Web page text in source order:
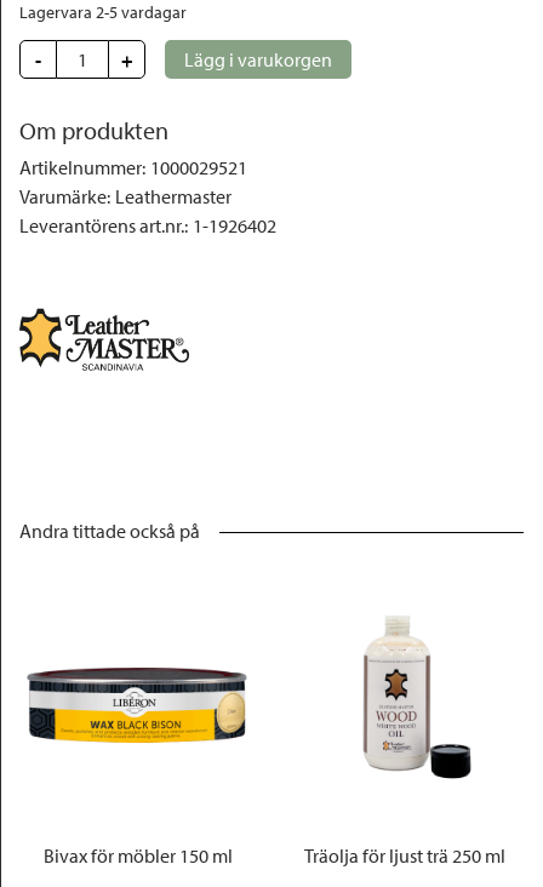
Lagervara 2-5 vardagar
- + Lägg i varukorgen
Om produkten
Artikelnummer: 1000029521
Varumärke: Leathermaster
Leverantörens art.nr.: 1-1926402
Andra tittade också på
Bivax för möbler 150 ml Träolja för ljust trä 250 ml